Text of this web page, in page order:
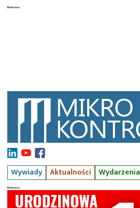
Wywiady Aktualności Wydarzenia